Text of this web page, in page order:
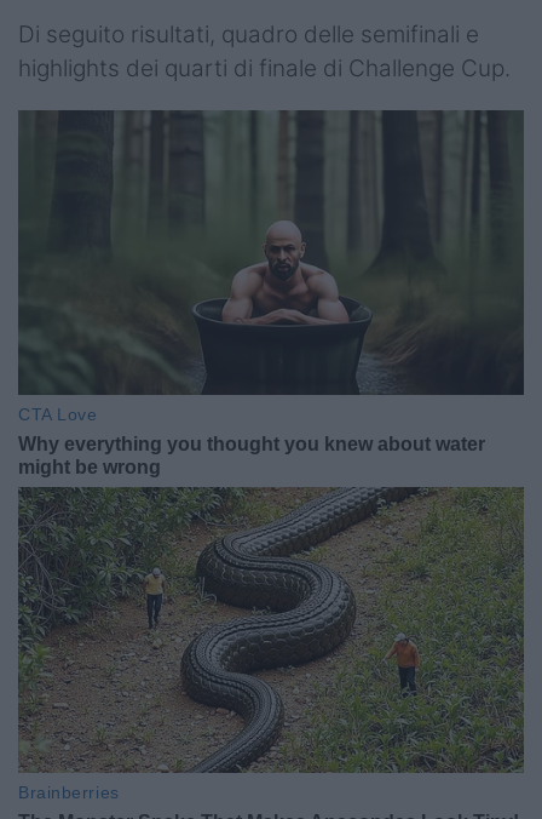
Di seguito risultati, quadro delle semifinali e
highlights dei quarti di finale di Challenge Cup.